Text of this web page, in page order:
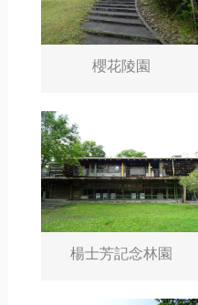
櫻花陵園
楊士芳記念林園